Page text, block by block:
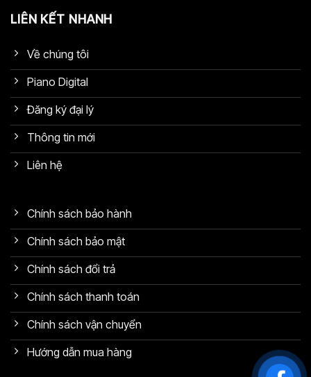
LIÊN KẾT NHANH
Về chúng tôi
Piano Digital
Đăng ký đại lý
Thông tin mới
Liên hệ
Chính sách bảo hành
Chính sách bảo mật
Chính sách đổi trả
Chính sách thanh toán
Chính sách vận chuyển
Hướng dẫn mua hàng